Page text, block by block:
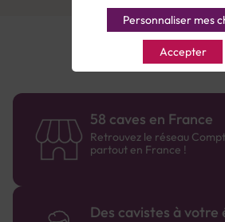
58 caves en France
Retrouvez le réseau
partout en France !
Des cavistes à votre
Personnaliser mes
Accepter